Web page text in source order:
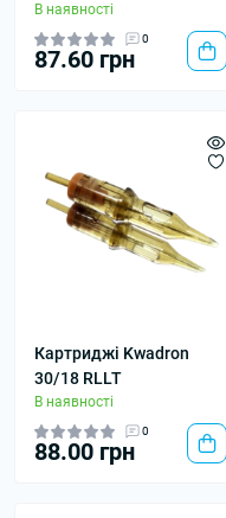
В наявності
0
87.60 грн
Картриджі Kwadron
30/18 RLLT
В наявності
0
88.00 грн